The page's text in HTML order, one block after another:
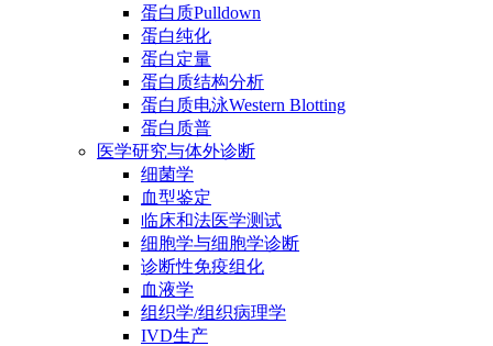
蛋白质Pulldown
蛋白纯化
蛋白定量
蛋白质结构分析
蛋白质电泳Western Blotting
蛋白质普
医学研究与体外诊断
细菌学
血型鉴定
临床和法医学测试
细胞学与细胞学诊断
诊断性免疫组化
血液学
组织学/组织病理学
IVD生产